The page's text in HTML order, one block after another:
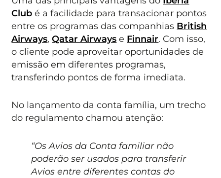
Club é a facilidade para transacionar pontos
entre os programas das companhias British
Airways,Qatar Airways e Finnair. Com isso,
o cliente pode aproveitar oportunidades de
emissão em diferentes programas,
transferindo pontos de forma imediata.
No lançamento da conta família, um trecho
do regulamento chamou atenção:
“Os Avios da Conta familiar não
poderão ser usados para transferir
Avios entre diferentes contas do